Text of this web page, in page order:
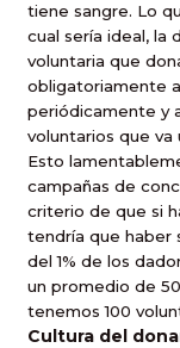
tiene sangre. Lo
cual sería ideal, la
voluntaria que
obligatoriamente
periódicamente y
voluntarios que va
Esto
campañas de
criterio de que si
tendría que haber
del 1% de los
un promedio de
tenemos 100
Cultura del